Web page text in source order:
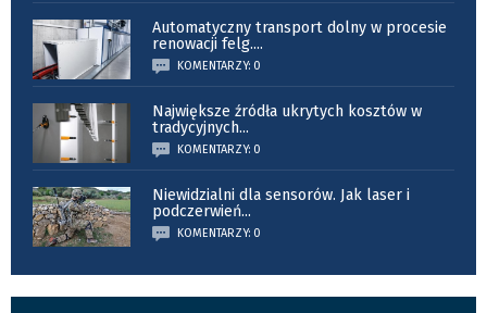
Automatyczny transport dolny w procesie
renowacji felg....
KOMENTARZY: 0
Największe źródła ukrytych kosztów w
tradycyjnych...
KOMENTARZY: 0
Niewidzialni dla sensorów. Jak laser i
podczerwień...
KOMENTARZY: 0